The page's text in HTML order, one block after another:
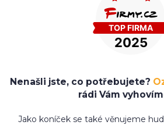
Nenašli jste, co potřebujete?
rádi Vám
Jako koníček se také věnujeme